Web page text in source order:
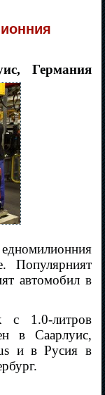
Германия
Популярният
автомобил в
с 1.0-литров
в Саарлуис,
и в Русия в